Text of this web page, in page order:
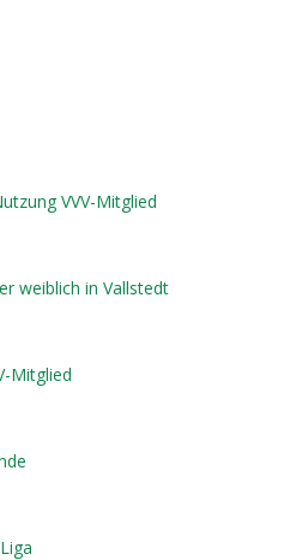
VVV-Mitglied
weiblich in Vallstedt
Mitglied